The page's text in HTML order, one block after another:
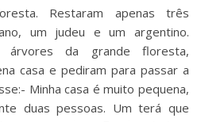
um judeu e um argentino.
árvores da grande floresta,
casa e pediram para passar a
Minha casa é muito pequena,
duas pessoas. Um terá que